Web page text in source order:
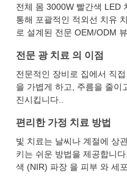
전체 몸 3000W 빨간색 LED
통해 포괄적인 적외선 치유
로 설계된 전문 OEM/ODM
전문 광 치료 의 이점
전문적인 장비로 집에서 직
을 가볍게 하고, 주름을 줄이
진시킵니다..
편리한 가정 치료 방법
빛 치료는 날씨나 계절에 상
키는 쉬운 방법을 제공합니
색 (NIR) 파장 을 피부 와 세